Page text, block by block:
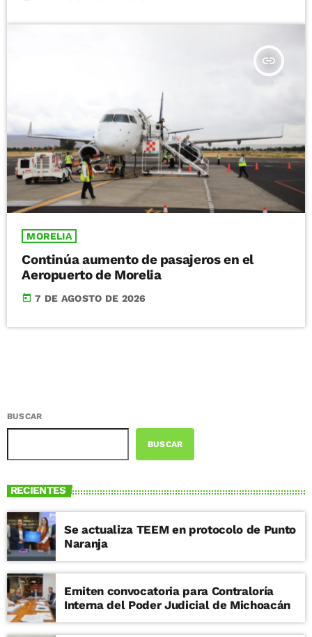
insert_link
MORELIA
Continúa aumento de pasajeros en el
Aeropuerto de Morelia
today 7 DE AGOSTO DE 2026
BUSCAR
BUSCAR
RECIENTES
Se actualiza TEEM en protocolo de Punto
Naranja
Emiten convocatoria para Contraloría
Interna del Poder Judicial de Michoacán